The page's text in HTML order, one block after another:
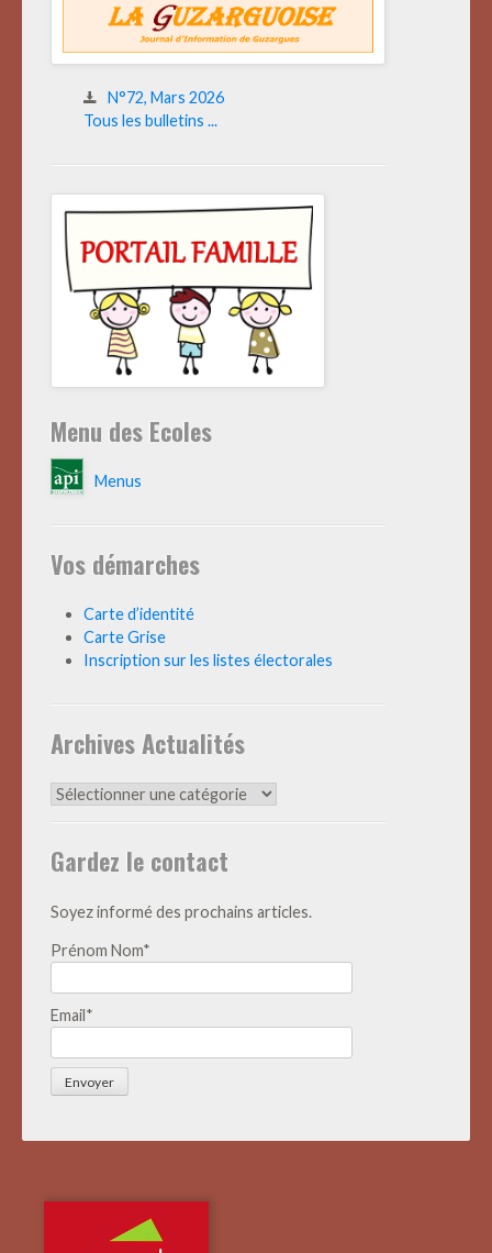
N°72, Mars 2026
Tous les bulletins ...
Menu des Ecoles
Menus
Vos démarches
Carte d’identité
Carte Grise
Inscription sur les listes électorales
Archives Actualités
Archives
Gardez le contact
Soyez informé des prochains articles.
Prénom Nom*
Email*